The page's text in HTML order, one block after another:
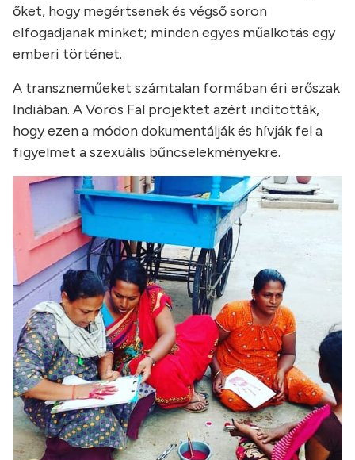
őket, hogy megértsenek és végső soron
elfogadjanak minket; minden egyes műalkotás egy
emberi történet.
A transzneműeket számtalan formában éri erőszak
Indiában. A Vörös Fal projektet azért indították,
hogy ezen a módon dokumentálják és hívják fel a
figyelmet a szexuális bűncselekményekre.